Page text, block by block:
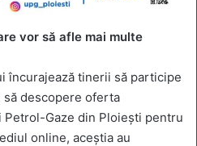
vor să afle mai multe
încurajează tinerii să participe
descopere oferta
Gaze din Ploiești pentru
online, aceștia au